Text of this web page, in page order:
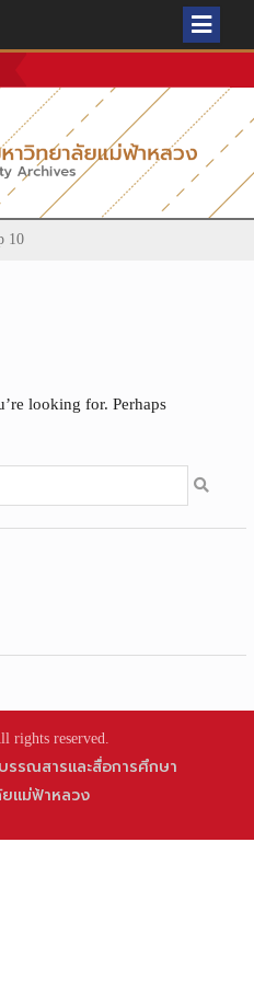
10
looking for. Perhaps
rights reserved.
รรณสารและสื่อการศึกษา
แม่ฟ้าหลวง